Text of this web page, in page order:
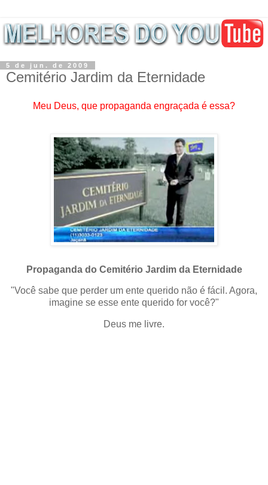
5 de jun. de 2009
Cemitério Jardim da Eternidade
Meu Deus, que propaganda engraçada é essa?
Propaganda do Cemitério Jardim da Eternidade
"Você sabe que perder um ente querido não é fácil. Agora,
imagine se esse ente querido for você?"
Deus me livre.